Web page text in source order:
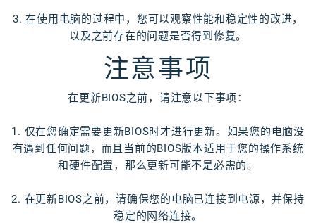
3. 在使用电脑的过程中，您可以观察性能和稳定性的改进，
以及之前存在的问题是否得到修复。
注意事项
在更新BIOS之前，请注意以下事项：
1. 仅在您确定需要更新BIOS时才进行更新。如果您的电脑没
有遇到任何问题，而且当前的BIOS版本适用于您的操作系统
和硬件配置，那么更新可能不是必需的。
2. 在更新BIOS之前，请确保您的电脑已连接到电源，并保持
稳定的网络连接。